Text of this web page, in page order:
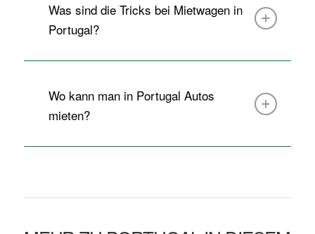
Was sind die Tricks bei Mietwagen in
Portugal?
Wo kann man in Portugal Autos
mieten?